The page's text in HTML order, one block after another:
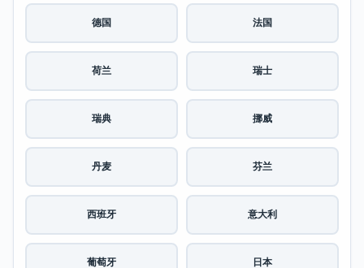
德国 法国
荷兰 瑞士
瑞典 挪威
丹麦 芬兰
西班牙 意大利
葡萄牙 日本